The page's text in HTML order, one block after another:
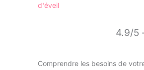
d'éveil
4.9/5
Comprendre les besoins de